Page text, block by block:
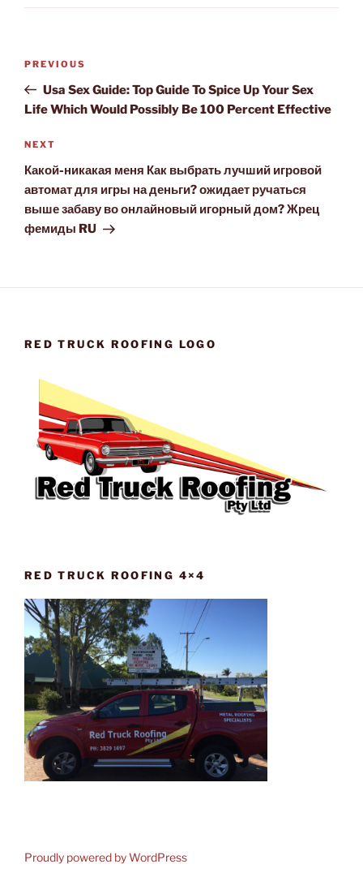
Previous
Post
PREVIOUS
Usa Sex Guide: Top Guide To Spice Up Your Sex
Life Which Would Possibly Be 100 Percent Effective
Next
Post
NEXT
Какой-никакая меня Как выбрать лучший игровой
автомат для игры на деньги? ожидает ручаться
выше забаву во онлайновый игорный дом? Жрец
фемиды RU
RED TRUCK ROOFING LOGO
RED TRUCK ROOFING 4×4
Proudly powered by WordPress